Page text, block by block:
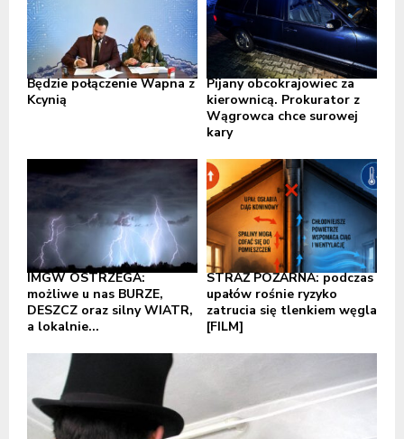
Będzie połączenie Wapna z
Kcynią
Pijany obcokrajowiec za
kierownicą. Prokurator z
Wągrowca chce surowej
kary
IMGW OSTRZEGA:
możliwe u nas BURZE,
DESZCZ oraz silny WIATR,
a lokalnie...
STRAŻ POŻARNA: podczas
upałów rośnie ryzyko
zatrucia się tlenkiem węgla
[FILM]